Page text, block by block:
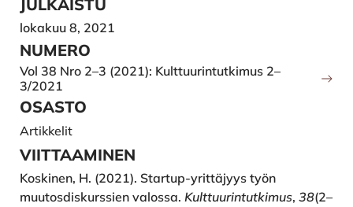
JULKAISTU
lokakuu 8, 2021
NUMERO
Vol 38 Nro 2–3 (2021): Kulttuurintutkimus 2–
3/2021
OSASTO
Artikkelit
VIITTAAMINEN
Koskinen, H. (2021). Startup-yrittäjyys työn
muutosdiskurssien valossa. Kulttuurintutkimus, 38(2–